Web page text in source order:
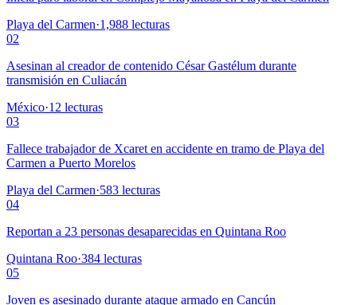
Playa del Carmen·1,988 lecturas
02
Asesinan al creador de contenido César Gastélum durante
transmisión en Culiacán
México·12 lecturas
03
Fallece trabajador de Xcaret en accidente en tramo de Playa del
Carmen a Puerto Morelos
Playa del Carmen·583 lecturas
04
Reportan a 23 personas desaparecidas en Quintana Roo
Quintana Roo·384 lecturas
05
Joven es asesinado durante ataque armado en Cancún